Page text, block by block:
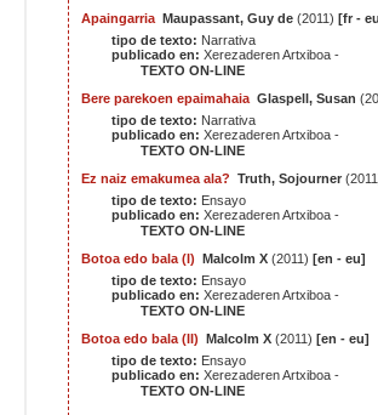
Apaingarria Maupassant, Guy de (2011)[fr -
tipo de texto: Narrativa
publicado en: Xerezaderen Artxiboa -
TEXTO ON-LINE
Bere parekoen epaimahaia Glaspell, Susan
tipo de texto: Narrativa
publicado en: Xerezaderen Artxiboa -
TEXTO ON-LINE
Ez naiz emakumea ala?
Truth, Sojourner
tipo de texto: Ensayo
publicado en: Xerezaderen Artxiboa -
TEXTO ON-LINE
Botoa edo bala (I)
Malcolm X (2011)[en - eu]
tipo de texto: Ensayo
publicado en: Xerezaderen Artxiboa -
TEXTO ON-LINE
Botoa edo bala (II)
Malcolm X (2011)[en - eu]
tipo de texto: Ensayo
publicado en: Xerezaderen Artxiboa -
TEXTO ON-LINE